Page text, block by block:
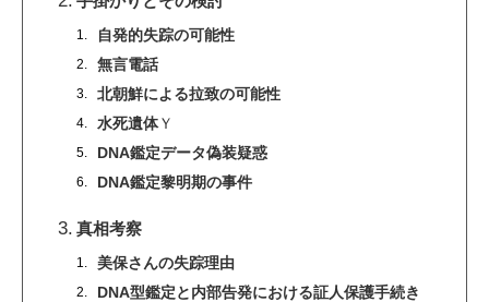
自発的失踪の可能性
無言電話
北朝鮮による拉致の可能性
水死遺体Ｙ
DNA鑑定データ偽装疑惑
DNA鑑定黎明期の事件
真相考察
美保さんの失踪理由
DNA型鑑定と内部告発における証人保護手続き